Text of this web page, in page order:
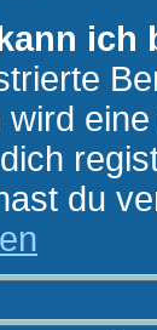
ich
wird
du